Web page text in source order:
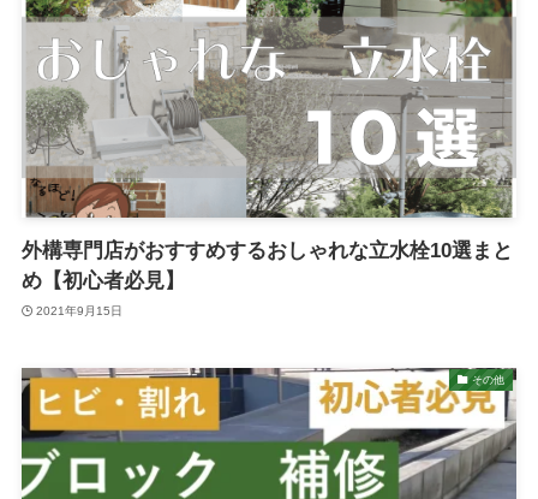
外構専門店がおすすめするおしゃれな立水栓10選まと
め【初心者必見】
2021年9月15日
その他